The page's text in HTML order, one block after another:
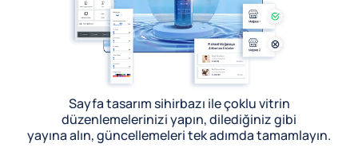
Sayfa tasarım sihirbazı ile çoklu vitrin
düzenlemelerinizi yapın, dilediğiniz gibi
yayına alın, güncellemeleri tek adımda tamamlayın.